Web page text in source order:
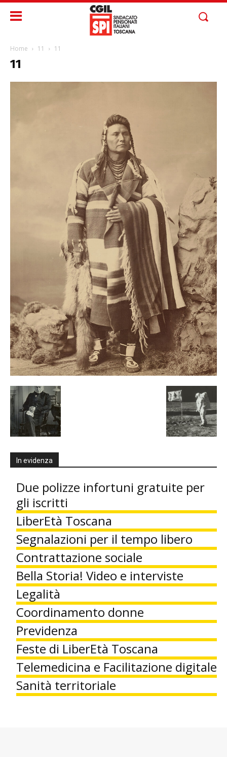
Home 11 11
11
In evidenza
Due polizze infortuni gratuite per
gli iscritti
LiberEtà Toscana
Segnalazioni per il tempo libero
Contrattazione sociale
Bella Storia! Video e interviste
Legalità
Coordinamento donne
Previdenza
Feste di LiberEtà Toscana
Telemedicina e Facilitazione digitale
Sanità territoriale